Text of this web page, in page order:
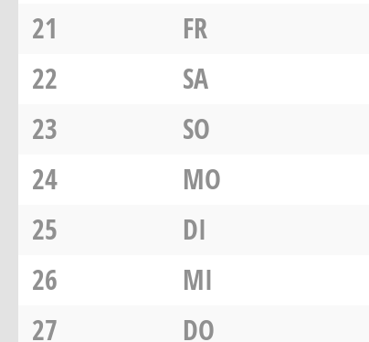
21
FR
22
SA
23
SO
24
MO
25
DI
26
MI
27
DO